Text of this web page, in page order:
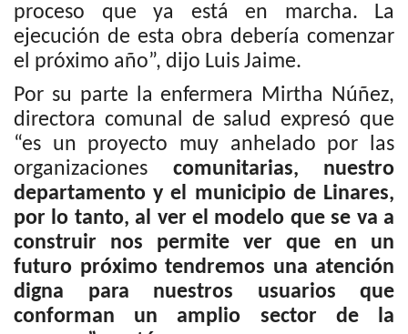
proceso que ya está en marcha. La
ejecución de esta obra debería comenzar
el próximo año”, dijo Luis Jaime.
Por su parte la enfermera Mirtha Núñez,
directora comunal de salud expresó que
“es un proyecto muy anhelado por las
organizaciones comunitarias, nuestro
departamento y el municipio de Linares,
por lo tanto, al ver el modelo que se va a
construir nos permite ver que en un
futuro próximo tendremos una atención
digna para nuestros usuarios que
conforman un amplio sector de la